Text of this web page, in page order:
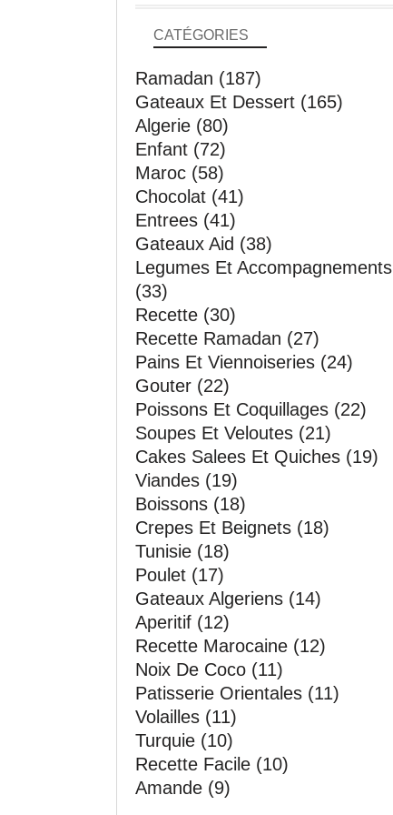
CATÉGORIES
Ramadan (187)
Gateaux Et Dessert (165)
Algerie (80)
Enfant (72)
Maroc (58)
Chocolat (41)
Entrees (41)
Gateaux Aid (38)
Legumes Et Accompagnements
(33)
Recette (30)
Recette Ramadan (27)
Pains Et Viennoiseries (24)
Gouter (22)
Poissons Et Coquillages (22)
Soupes Et Veloutes (21)
Cakes Salees Et Quiches (19)
Viandes (19)
Boissons (18)
Crepes Et Beignets (18)
Tunisie (18)
Poulet (17)
Gateaux Algeriens (14)
Aperitif (12)
Recette Marocaine (12)
Noix De Coco (11)
Patisserie Orientales (11)
Volailles (11)
Turquie (10)
Recette Facile (10)
Amande (9)